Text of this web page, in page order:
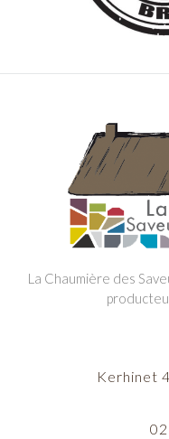
La Chaumière des
Kerhinet